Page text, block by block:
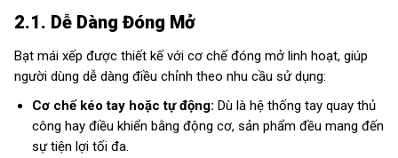
2.1. Dễ Dàng Đóng Mở
Bạt mái xếp được thiết kế với cơ chế đóng mở linh hoạt, giúp
người dùng dễ dàng điều chỉnh theo nhu cầu sử dụng:
Cơ chế kéo tay hoặc tự động: Dù là hệ thống tay quay thủ
công hay điều khiển bằng động cơ, sản phẩm đều mang đến
sự tiện lợi tối đa.